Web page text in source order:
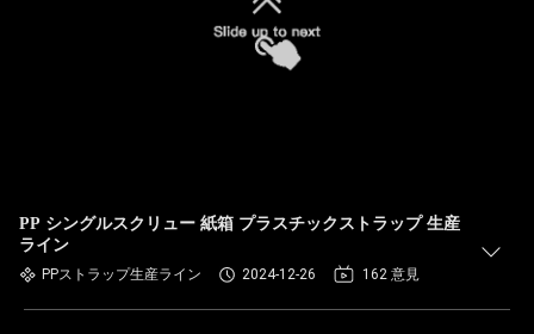
PP シングルスクリュー 紙箱 プラスチックストラップ 生産
ライン
PPストラップ生産ライン 2024-12-26 162 意見